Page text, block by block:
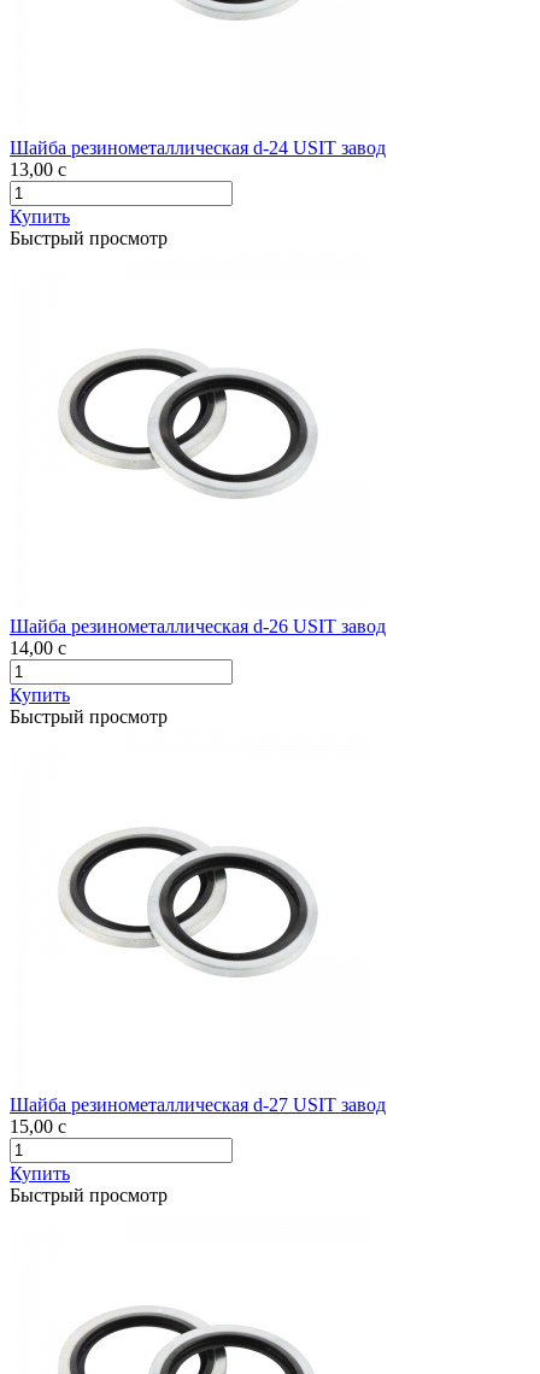
Шайба резинометаллическая d-24 USIT завод
13,00 c
Купить
Быстрый просмотр
Шайба резинометаллическая d-26 USIT завод
14,00 c
Купить
Быстрый просмотр
Шайба резинометаллическая d-27 USIT завод
15,00 c
Купить
Быстрый просмотр